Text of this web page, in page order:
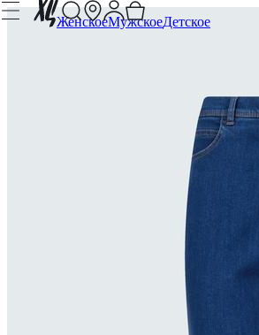
ЖенскоеМужскоеДетское